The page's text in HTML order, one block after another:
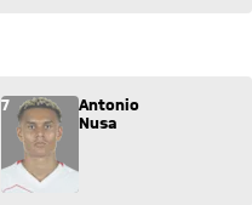
für Antonio Nusa (7) ins
7
Antonio
Nusa